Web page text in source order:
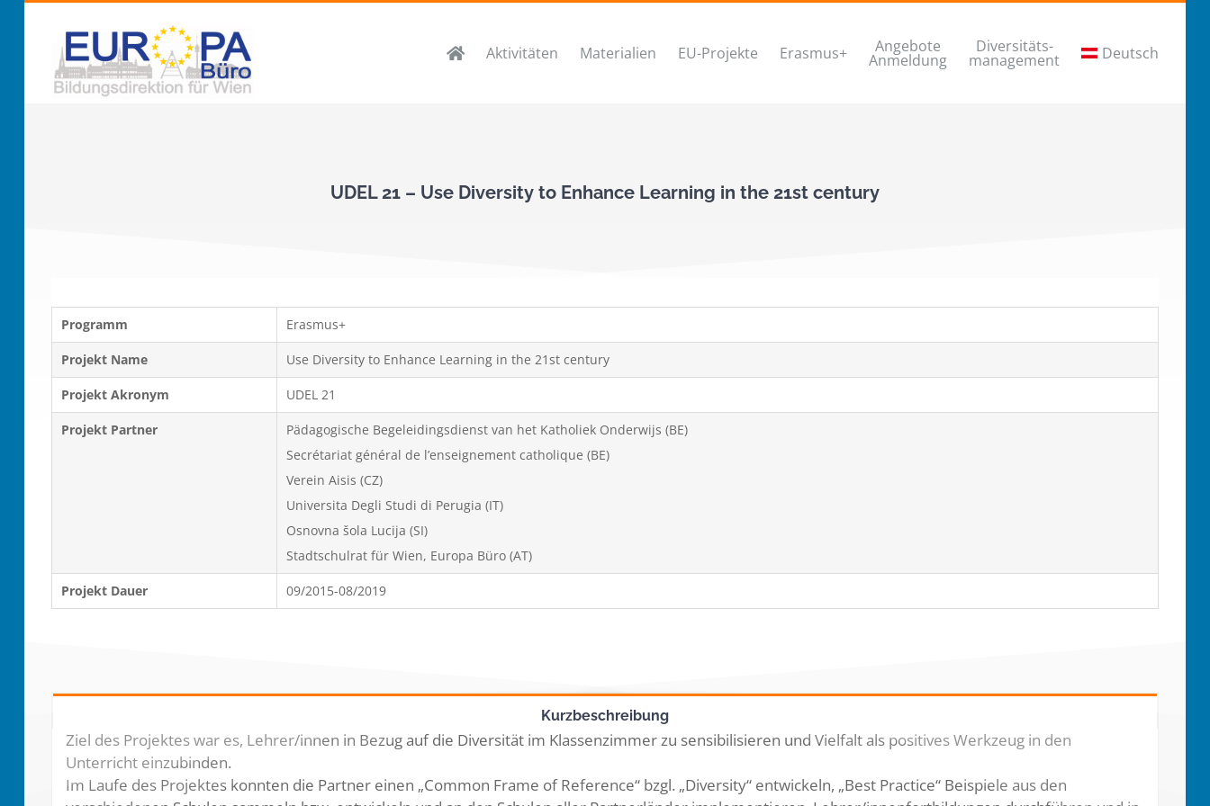
Aktivitäten Materialien EU-Projekte Erasmus+ Angebote
Anmeldung
Diversitäts-
management Deutsch
UDEL 21 – Use Diversity to Enhance Learning in the 21st century
Programm Erasmus+
Projekt Name Use Diversity to Enhance Learning in the 21st century
Projekt Akronym UDEL 21
Projekt Partner
Pädagogische Begeleidingsdienst van het Katholiek Onderwijs (BE)
Secrétariat général de l’enseignement catholique (BE)
Verein Aisis (CZ)
Universita Degli Studi di Perugia (IT)
Osnovna šola Lucija (SI)
Stadtschulrat für Wien, Europa Büro (AT)
Projekt Dauer 09/2015-08/2019
Kurzbeschreibung
Ziel des Projektes war es, Lehrer/innen in Bezug auf die Diversität im Klassenzimmer zu sensibilisieren und Vielfalt als positives Werkzeug in den
Unterricht einzubinden.
Im Laufe des Projektes konnten die Partner einen „Common Frame of Reference“ bzgl. „Diversity“ entwickeln, „Best Practice“ Beispiele aus den